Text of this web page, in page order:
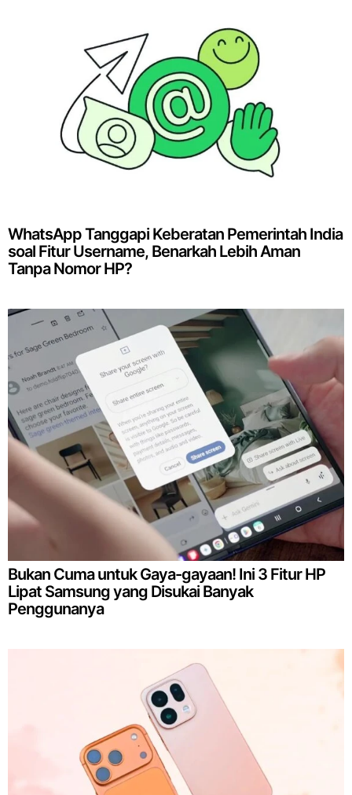
WhatsApp Tanggapi Keberatan Pemerintah India
soal Fitur Username, Benarkah Lebih Aman
Tanpa Nomor HP?
Bukan Cuma untuk Gaya-gayaan! Ini 3 Fitur HP
Lipat Samsung yang Disukai Banyak
Penggunanya